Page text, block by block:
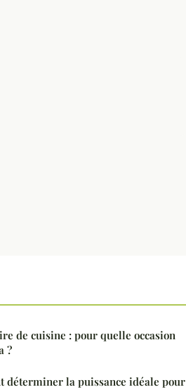
de cuisine : pour quelle occasion
?
déterminer la puissance idéale pour